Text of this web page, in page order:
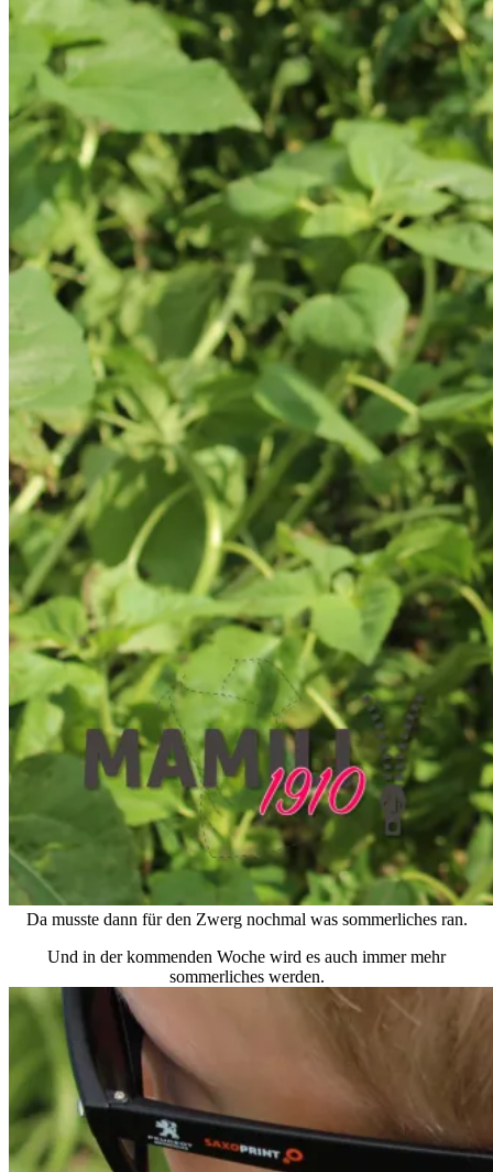
Da musste dann für den Zwerg nochmal was sommerliches ran.
Und in der kommenden Woche wird es auch immer mehr
sommerliches werden.